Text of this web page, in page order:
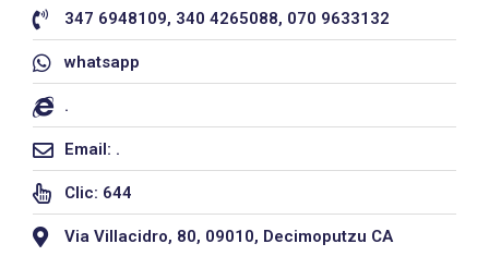
347 6948109, 340 4265088, 070 9633132
whatsapp
.
Email: .
Clic: 644
Via Villacidro, 80, 09010, Decimoputzu CA